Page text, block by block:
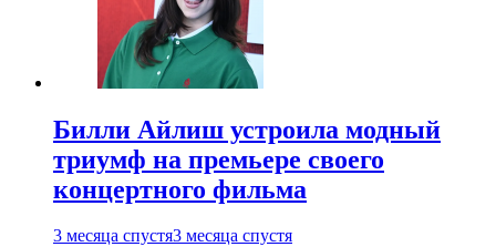
Билли Айлиш устроила модный
триумф на премьере своего
концертного фильма
3 месяца спустя3 месяца спустя